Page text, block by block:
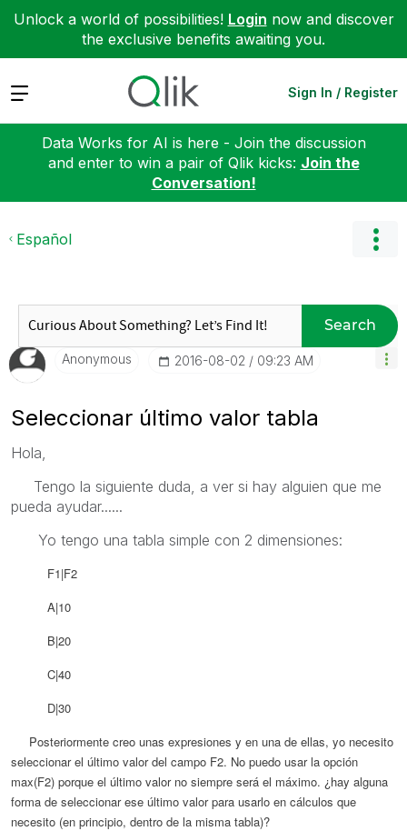
Unlock a world of possibilities! Login now and discover
the exclusive benefits awaiting you.
Expand Sign In / Register
Data Works for AI is here - Join the discussion
and enter to win a pair of Qlik kicks: Join the
Conversation!
Español
Search
Anonymous ‎2016-08-02 09:23 AM
Seleccionar último valor tabla
Hola,
Tengo la siguiente duda, a ver si hay alguien que me
pueda ayudar......
Yo tengo una tabla simple con 2 dimensiones:
F1|F2
A|10
B|20
C|40
D|30
Posteriormente creo unas expresiones y en una de ellas, yo necesito
seleccionar el último valor del campo F2. No puedo usar la opción
max(F2) porque el último valor no siempre será el máximo. ¿hay alguna
forma de seleccionar ese último valor para usarlo en cálculos que
necesito (en principio, dentro de la misma tabla)?